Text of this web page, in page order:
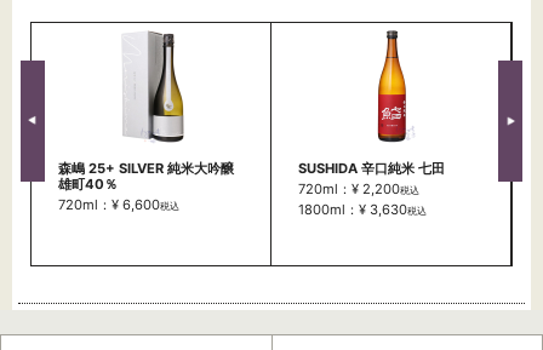
森嶋 25+ SILVER 純米大吟醸
雄町40％
720ml：¥ 6,600税込
SUSHIDA 辛口純米 七田
720ml：¥ 2,200税込
1800ml：¥ 3,630税込